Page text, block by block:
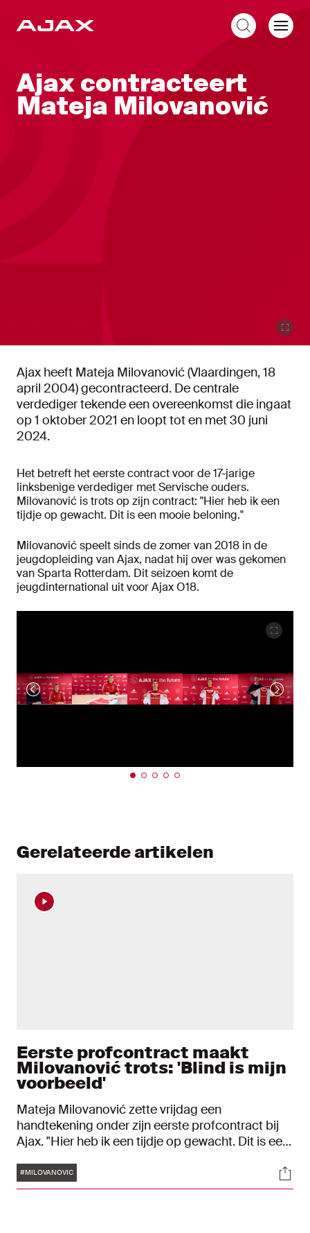
Ajax contracteert
Mateja Milovanović
Ajax heeft Mateja Milovanović (Vlaardingen, 18
april 2004) gecontracteerd. De centrale
verdediger tekende een overeenkomst die ingaat
op 1 oktober 2021 en loopt tot en met 30 juni
2024.
Het betreft het eerste contract voor de 17-jarige
linksbenige verdediger met Servische ouders.
Milovanović is trots op zijn contract: "Hier heb ik een
tijdje op gewacht. Dit is een mooie beloning."
Milovanović speelt sinds de zomer van 2018 in de
jeugdopleiding van Ajax, nadat hij over was gekomen
van Sparta Rotterdam. Dit seizoen komt de
jeugdinternational uit voor Ajax O18.
Gerelateerde artikelen
Eerste profcontract maakt
Milovanović trots: 'Blind is mijn
voorbeeld'
Mateja Milovanović zette vrijdag een
handtekening onder zijn eerste profcontract bij
Ajax. "Hier heb ik een tijdje op gewacht. Dit is een
Tags
#MILOVANOVIC